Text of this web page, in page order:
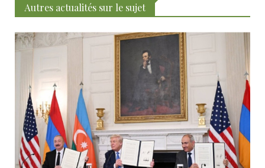
Autres actualités sur le sujet